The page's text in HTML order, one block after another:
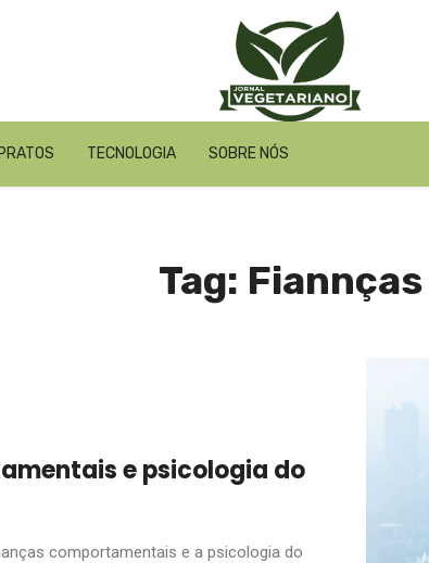
PRATOS TECNOLOGIA SOBRE NÓS
Tag: Fiannças
e psicologia do
comportamentais e a psicologia do